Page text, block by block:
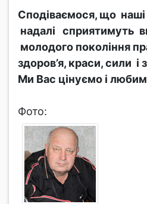
Сподіваємося, що наші
надалі сприятимуть
молодого покоління
здоров’я, краси, сили і
Ми Вас цінуємо і
Фото: